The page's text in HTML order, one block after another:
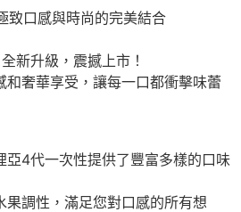
致口感與時尚的完美結合
新升級，震撼上市！
和奢華享受，讓每一口都衝擊味蕾
亞4代一次性提供了豐富多樣的口味
果調性，滿足您對口感的所有想